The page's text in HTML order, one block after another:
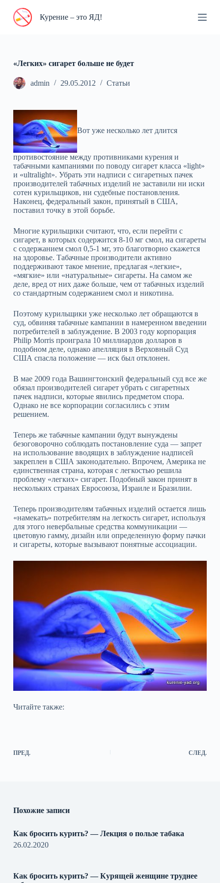
П
и
Курение – это ЯД!
«Легких» сигарет больше не будет
admin 29.05.2012 Статьи
Вот уже несколько лет длится
противостояние между противниками курения и
табачными кампаниями по поводу сигарет класса «light»
и «ultralight». Убрать эти надписи с сигаретных пачек
производителей табачных изделий не заставили ни иски
сотен курильщиков, ни судебные постановления.
Наконец, федеральный закон, принятый в США,
поставил точку в этой борьбе.
Многие курильщики считают, что, если перейти с
сигарет, в которых содержится 8-10 мг смол, на сигареты
с содержанием смол 0,5-1 мг, это благотворно скажется
на здоровье. Табачные производители активно
поддерживают такое мнение, предлагая «легкие»,
«мягкие» или «натуральные» сигареты. На самом же
деле, вред от них даже больше, чем от табачных изделий
со стандартным содержанием смол и никотина.
Поэтому курильщики уже несколько лет обращаются в
суд, обвиняя табачные кампании в намеренном введении
потребителей в заблуждение. В 2003 году корпорация
Philip Morris проиграла 10 миллиардов долларов в
подобном деле, однако апелляция в Верховный Суд
США спасла положение — иск был отклонен.
В мае 2009 года Вашингтонский федеральный суд все же
обязал производителей сигарет убрать с сигаретных
пачек надписи, которые явились предметом спора.
Однако не все корпорации согласились с этим
решением.
Теперь же табачные кампании будут вынуждены
безоговорочно соблюдать постановление суда — запрет
на использование вводящих в заблуждение надписей
закреплен в США законодательно. Впрочем, Америка не
единственная страна, которая с легкостью решила
проблему «легких» сигарет. Подобный закон принят в
нескольких странах Евросоюза, Израиле и Бразилии.
Теперь производителям табачных изделий остается лишь
«намекать» потребителям на легкость сигарет, используя
для этого невербальные средства коммуникации —
цветовую гамму, дизайн или определенную форму пачки
и сигареты, которые вызывают понятные ассоциации.
Читайте также:
ПРЕД. СЛЕД.
Похожие записи
Как бросить курить? — Лекция о пользе табака
26.02.2020
Как бросить курить? — Курящей женщине труднее